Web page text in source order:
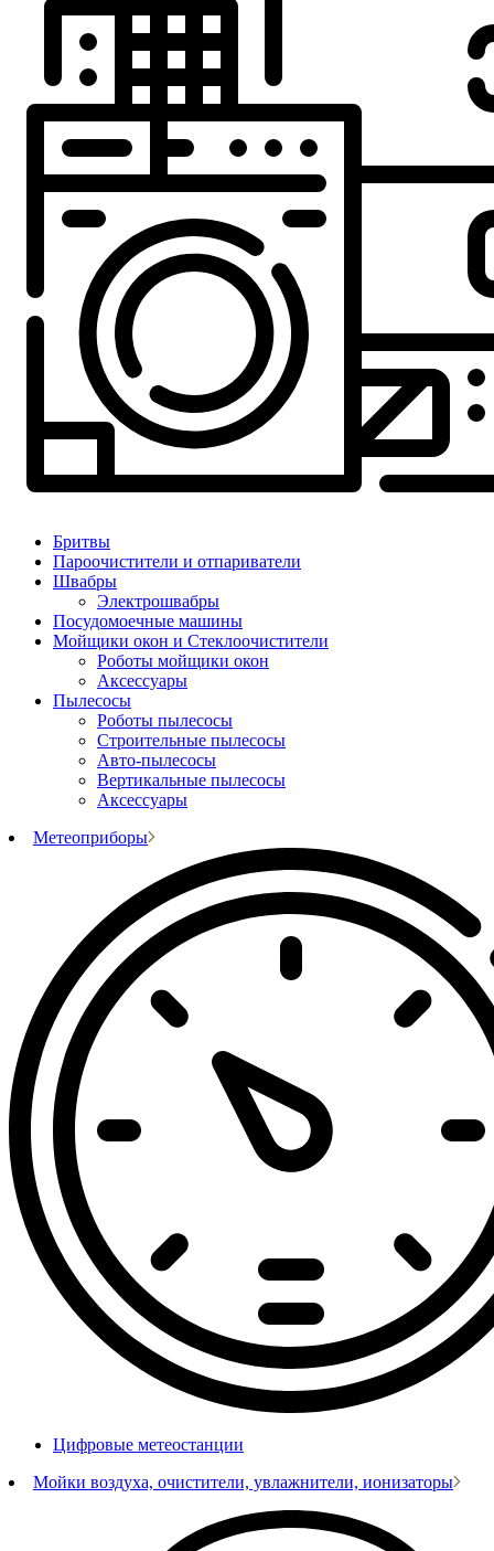
Бритвы
Пароочистители и отпариватели
Швабры
Электрошвабры
Посудомоечные машины
Мойщики окон и Стеклоочистители
Роботы мойщики окон
Аксессуары
Пылесосы
Роботы пылесосы
Строительные пылесосы
Авто-пылесосы
Вертикальные пылесосы
Аксессуары
Метеоприборы
Цифровые метеостанции
Мойки воздуха, очистители, увлажнители, ионизаторы